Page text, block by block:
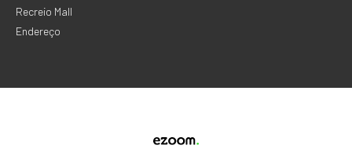
Recreio Mall
Endereço